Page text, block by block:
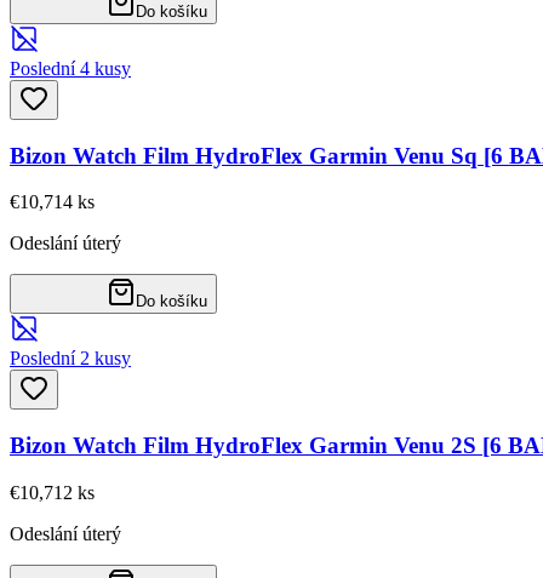
Do košíku
Poslední 4 kusy
Bizon Watch Film HydroFlex Garmin Venu Sq [6
€10,714 ks
Odeslání úterý
Do košíku
Poslední 2 kusy
Bizon Watch Film HydroFlex Garmin Venu 2S [6
€10,71 2 ks
Odeslání úterý